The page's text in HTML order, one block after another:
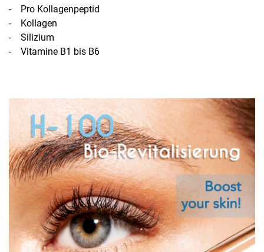
- Pro Kollagenpeptid
- Kollagen
- Silizium
- Vitamine B1 bis B6
Show larger version